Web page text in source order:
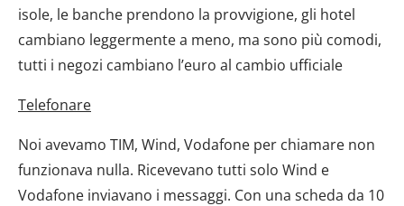
isole, le banche prendono la provvigione, gli hotel
cambiano leggermente a meno, ma sono più comodi,
tutti i negozi cambiano l’euro al cambio ufficiale
Telefonare
Noi avevamo TIM, Wind, Vodafone per chiamare non
funzionava nulla. Ricevevano tutti solo Wind e
Vodafone inviavano i messaggi. Con una scheda da 10